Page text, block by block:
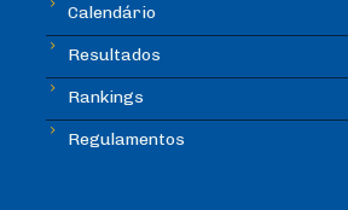
Calendário
Resultados
Rankings
Regulamentos